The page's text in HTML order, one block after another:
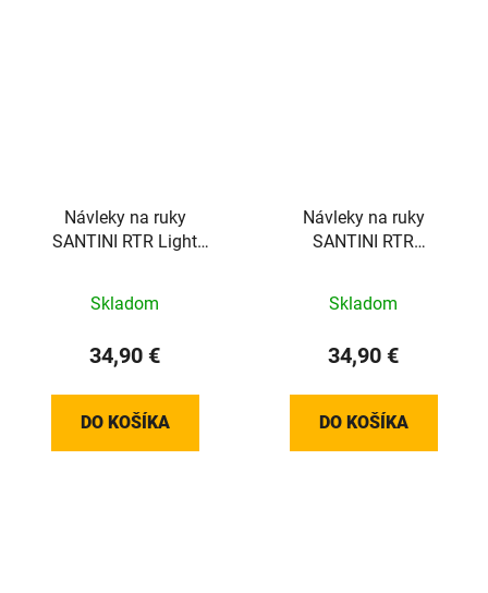
Návleky na ruky
SANTINI RTR Light
Skladom
34,90 €
DO KOŠÍKA
Návleky na ruky
SANTINI RTR
Skladom
34,90 €
DO KOŠÍKA